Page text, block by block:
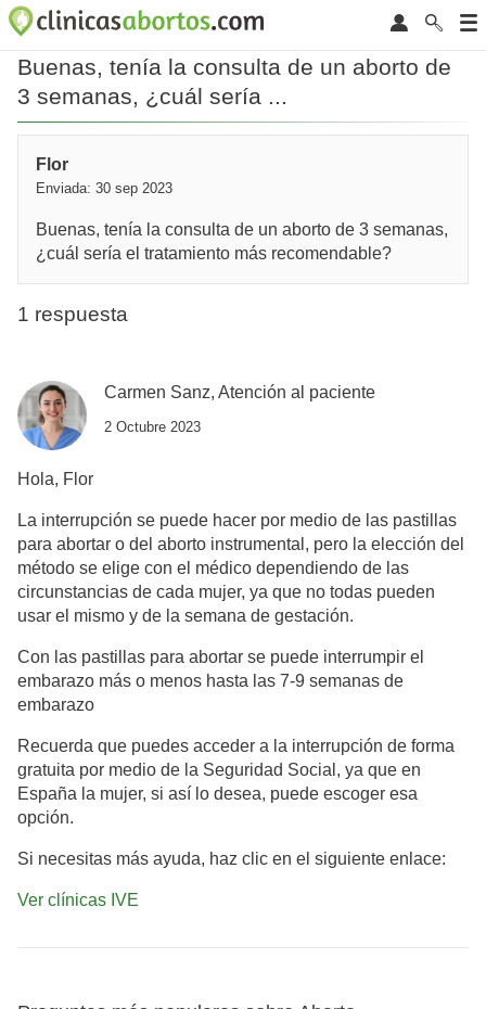
Buenas, tenía la consulta de un aborto de
3 semanas, ¿cuál sería ...
Flor
Enviada: 30 sep 2023
Buenas, tenía la consulta de un aborto de 3 semanas,
¿cuál sería el tratamiento más recomendable?
1 respuesta
Carmen Sanz, Atención al paciente
2 Octubre 2023
Hola, Flor
La interrupción se puede hacer por medio de las pastillas
para abortar o del aborto instrumental, pero la elección del
método se elige con el médico dependiendo de las
circunstancias de cada mujer, ya que no todas pueden
usar el mismo y de la semana de gestación.
Con las pastillas para abortar se puede interrumpir el
embarazo más o menos hasta las 7-9 semanas de
embarazo
Recuerda que puedes acceder a la interrupción de forma
gratuita por medio de la Seguridad Social, ya que en
España la mujer, si así lo desea, puede escoger esa
opción.
Si necesitas más ayuda, haz clic en el siguiente enlace:
Ver clínicas IVE